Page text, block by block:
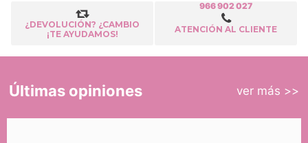
¿DEVOLUCIÓN? ¿CAMBIO
¡TE AYUDAMOS!
ATENCIÓN AL CLIENTE
966 902 027
Últimas opiniones ver más >>